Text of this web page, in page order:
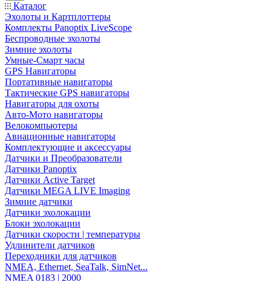
Каталог
Эхолоты и Картплоттеры
Комплекты Panoptix LiveScope
Беспроводные эхолоты
Зимние эхолоты
Умные-Смарт часы
GPS Навигаторы
Портативные навигаторы
Тактические GPS навигаторы
Навигаторы для охоты
Авто-Мото навигаторы
Велокомпьютеры
Авиационные навигаторы
Комплектующие и аксессуары
Датчики и Преобразователи
Датчики Panoptix
Датчики Active Target
Датчики MEGA LIVE Imaging
Зимние датчики
Датчики эхолокации
Блоки эхолокации
Датчики скорости | температуры
Удлинители датчиков
Переходники для датчиков
NMEA, Ethernet, SeaTalk, SimNet...
NMEA 0183 | 2000